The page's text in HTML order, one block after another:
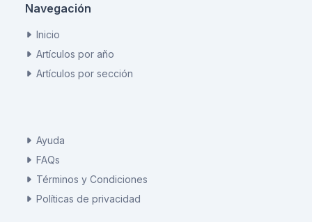
Navegación
Inicio
Artículos por año
Artículos por sección
Ayuda
FAQs
Términos y Condiciones
Políticas de privacidad